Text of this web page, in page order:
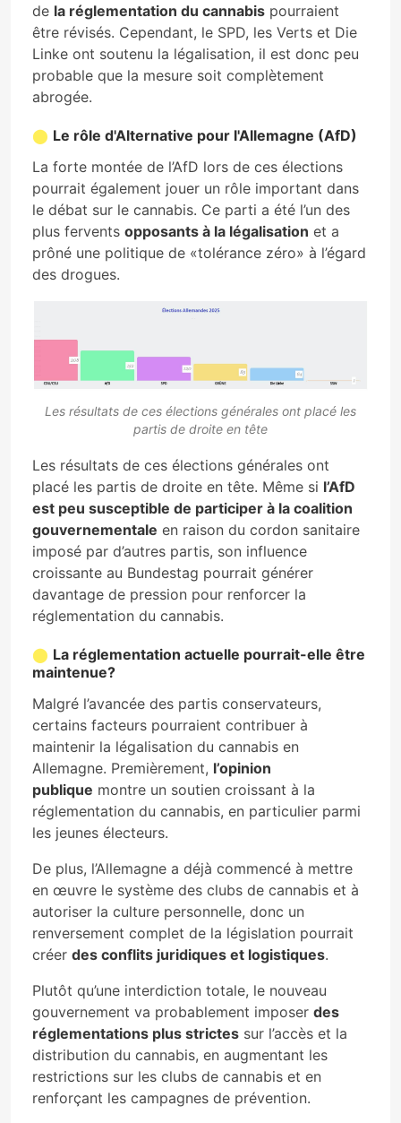
de la réglementation du cannabis pourraient
être révisés. Cependant, le SPD, les Verts et Die
Linke ont soutenu la légalisation, il est donc peu
probable que la mesure soit complètement
abrogée.
Le rôle d'Alternative pour l'Allemagne (AfD)
La forte montée de l’AfD lors de ces élections
pourrait également jouer un rôle important dans
le débat sur le cannabis. Ce parti a été l’un des
plus fervents opposants à la légalisation et a
prôné une politique de «tolérance zéro» à l’égard
des drogues.
Les résultats de ces élections générales ont placé les
partis de droite en tête
Les résultats de ces élections générales ont
placé les partis de droite en tête. Même si l’AfD
est peu susceptible de participer à la coalition
gouvernementale en raison du cordon sanitaire
imposé par d’autres partis, son influence
croissante au Bundestag pourrait générer
davantage de pression pour renforcer la
réglementation du cannabis.
La réglementation actuelle pourrait-elle être
maintenue?
Malgré l’avancée des partis conservateurs,
certains facteurs pourraient contribuer à
maintenir la légalisation du cannabis en
Allemagne. Premièrement, l’opinion
publique montre un soutien croissant à la
réglementation du cannabis, en particulier parmi
les jeunes électeurs.
De plus, l’Allemagne a déjà commencé à mettre
en œuvre le système des clubs de cannabis et à
autoriser la culture personnelle, donc un
renversement complet de la législation pourrait
créer des conflits juridiques et logistiques.
Plutôt qu’une interdiction totale, le nouveau
gouvernement va probablement imposer des
réglementations plus strictes sur l’accès et la
distribution du cannabis, en augmentant les
restrictions sur les clubs de cannabis et en
renforçant les campagnes de prévention.